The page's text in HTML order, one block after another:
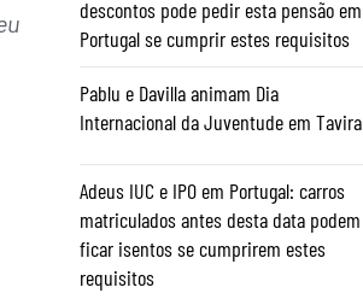
descontos pode pedir esta pensão em
Portugal se cumprir estes requisitos
Pablu e Davilla animam Dia
Internacional da Juventude em Tavira
Adeus IUC e IPO em Portugal: carros
matriculados antes desta data podem
ficar isentos se cumprirem estes
requisitos